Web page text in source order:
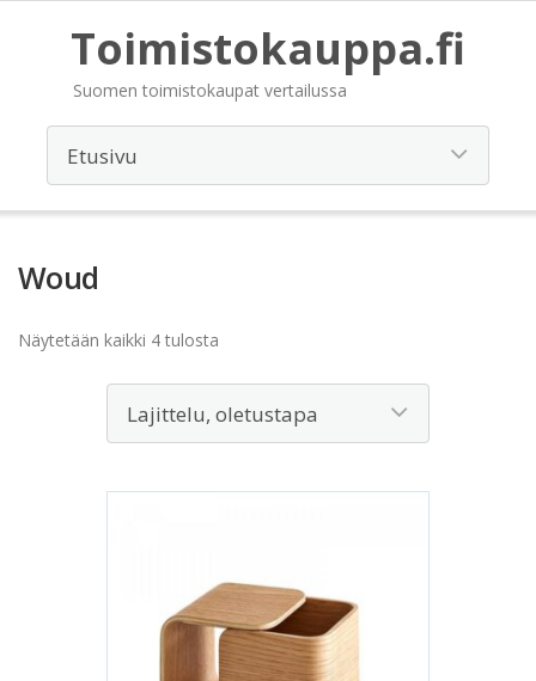
Toimistokauppa.fi
Suomen toimistokaupat vertailussa
Woud
Näytetään kaikki 4 tulosta